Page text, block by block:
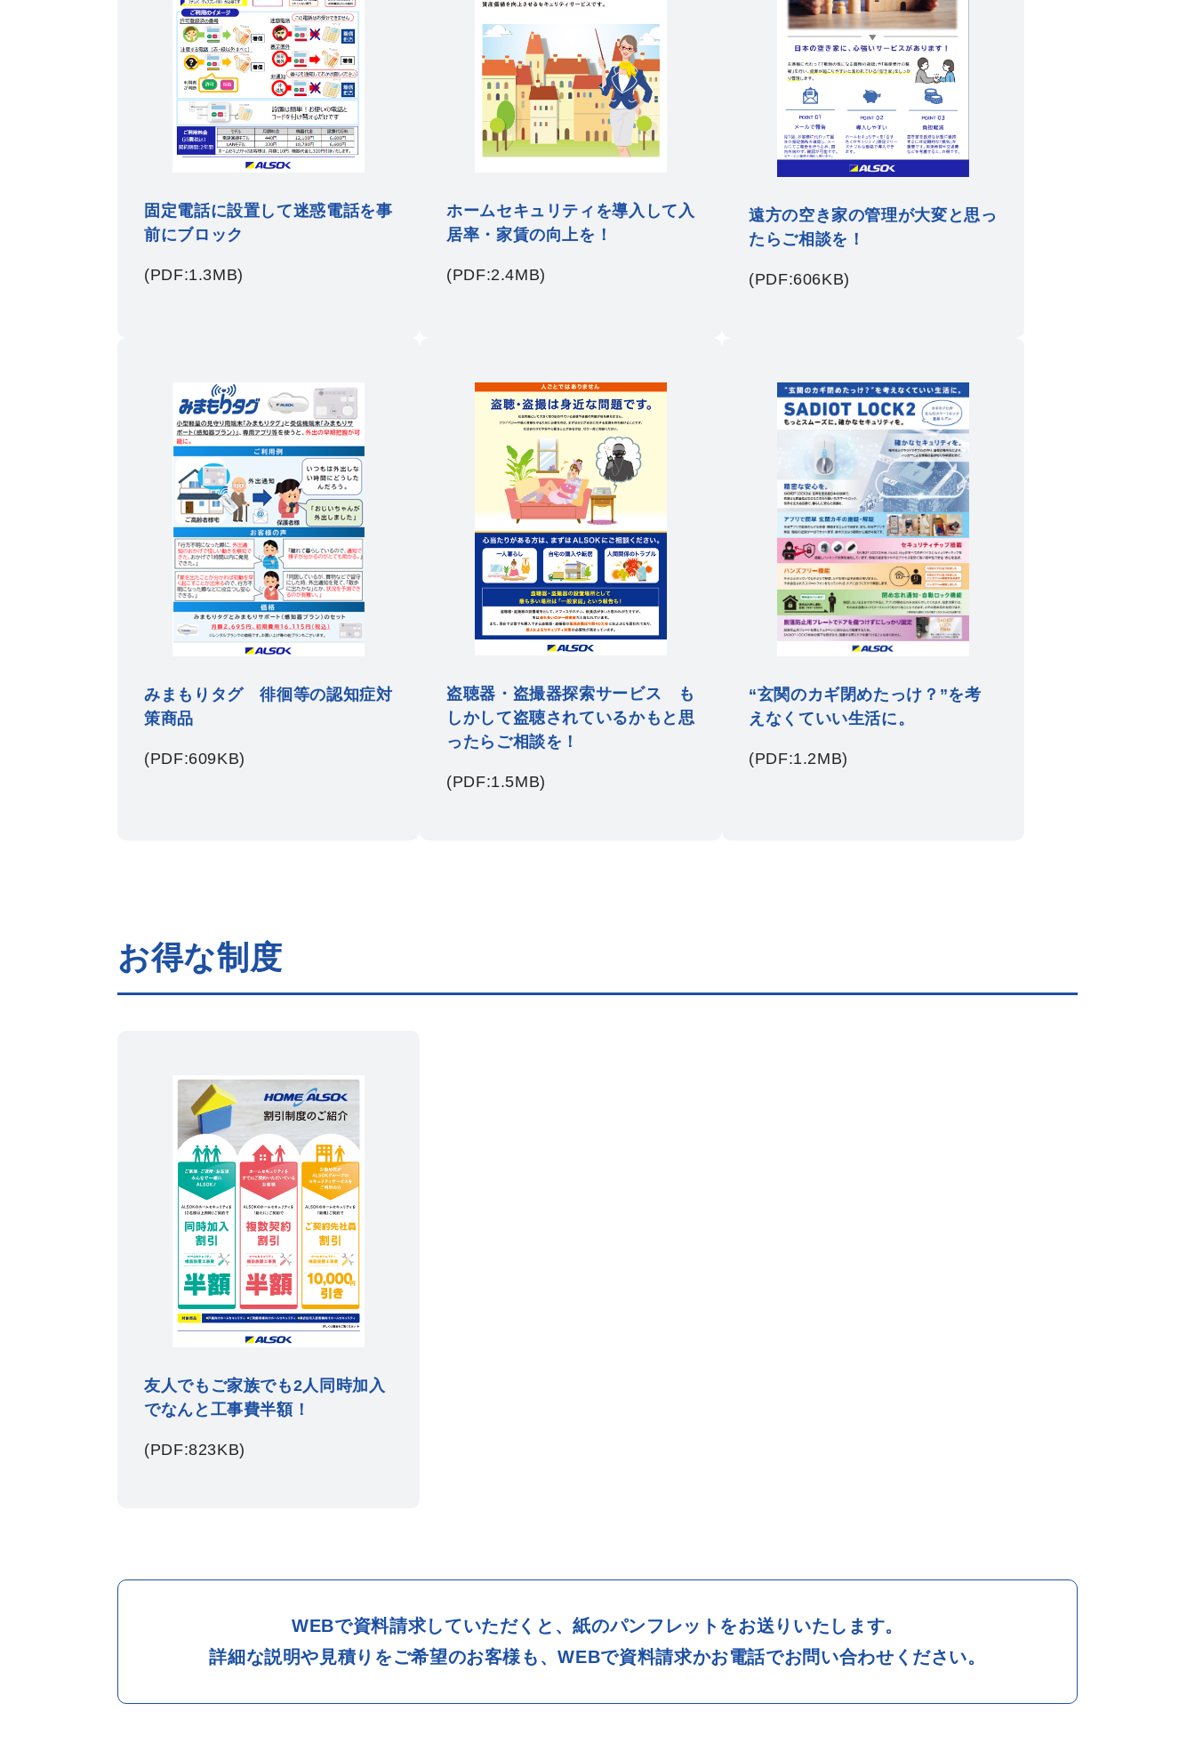
固定電話に設置して迷惑電話を事
前にブロック
(PDF:1.3MB)
ホームセキュリティを導入して入
居率・家賃の向上を！
(PDF:2.4MB)
遠方の空き家の管理が大変と思っ
たらご相談を！
(PDF:606KB)
みまもりタグ 徘徊等の認知症対
策商品
(PDF:609KB)
盗聴器・盗撮器探索サービス も
しかして盗聴されているかもと思
ったらご相談を！
(PDF:1.5MB)
“玄関のカギ閉めたっけ？”を考
えなくていい生活に。
(PDF:1.2MB)
お得な制度
友人でもご家族でも2人同時加入
でなんと工事費半額！
(PDF:823KB)
WEBで資料請求していただくと、紙のパンフレットをお送りいたします。
詳細な説明や見積りをご希望のお客様も、WEBで資料請求かお電話でお問い合わせください。